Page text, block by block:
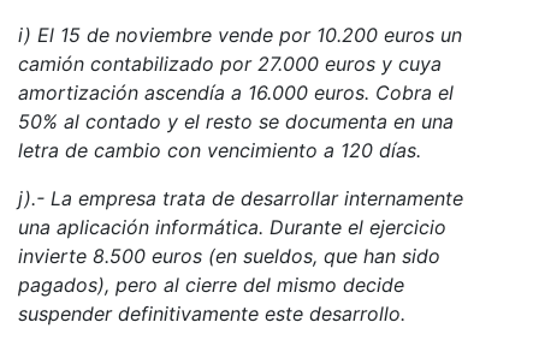
i) El 15 de noviembre vende por 10.200 euros un
camión contabilizado por 27.000 euros y cuya
amortización ascendía a 16.000 euros. Cobra el
50% al contado y el resto se documenta en una
letra de cambio con vencimiento a 120 días.
j).- La empresa trata de desarrollar internamente
una aplicación informática. Durante el ejercicio
invierte 8.500 euros (en sueldos, que han sido
pagados), pero al cierre del mismo decide
suspender definitivamente este desarrollo.